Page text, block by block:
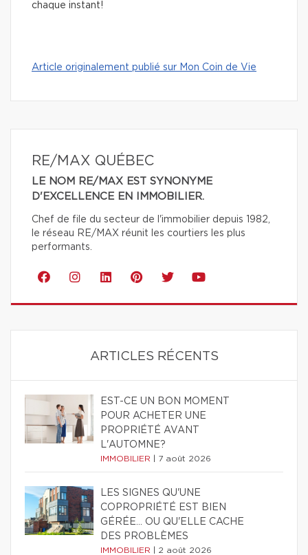
chaque instant!
Article originalement publié sur Mon Coin de Vie
RE/MAX QUÉBEC
LE NOM RE/MAX EST SYNONYME
D'EXCELLENCE EN IMMOBILIER.
Chef de file du secteur de l'immobilier depuis 1982,
le réseau RE/MAX réunit les courtiers les plus
performants.
ARTICLES RÉCENTS
EST-CE UN BON MOMENT
POUR ACHETER UNE
PROPRIÉTÉ AVANT
L'AUTOMNE?
IMMOBILIER 7 août 2026
LES SIGNES QU'UNE
COPROPRIÉTÉ EST BIEN
GÉRÉE… OU QU'ELLE CACHE
DES PROBLÈMES
IMMOBILIER 2 août 2026